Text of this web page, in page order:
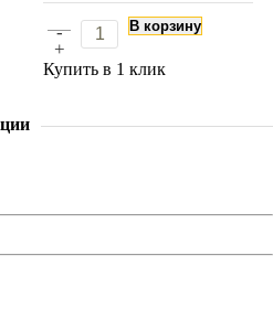
-
+
В корзину
Купить в 1 клик